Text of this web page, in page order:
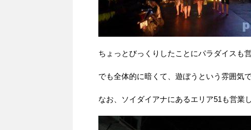
ちょっとびっくりしたことにパラダイスも
でも全体的に暗くて、遊ぼうという雰囲気
なお、ソイダイアナにあるエリア51も営業